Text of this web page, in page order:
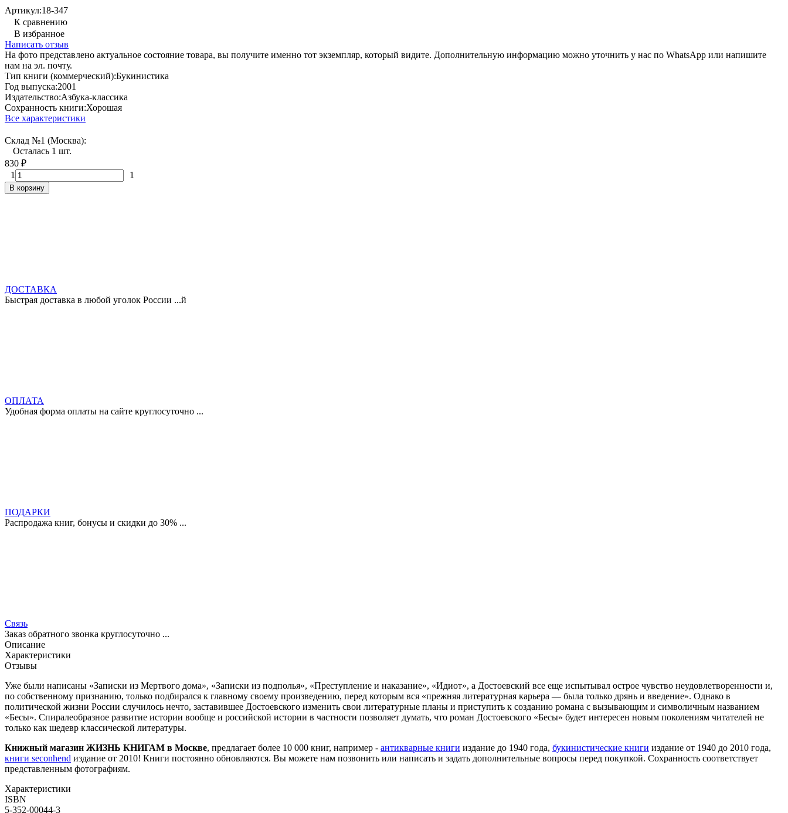
Артикул:18-347
К сравнению
В избранное
Написать отзыв
На фото представлено актуальное состояние товара, вы получите именно тот экземпляр, который видите. Дополнительную информацию можно уточнить у нас по WhatsApp или напишите
нам на эл. почту.
Тип книги (коммерческий):Букинистика
Год выпуска:2001
Издательство:Азбука-классика
Сохранность книги:Хорошая
Все характеристики
Склад №1 (Москва):
Осталась 1 шт.
830 ₽
1
1
В корзину
ДОСТАВКА
Быстрая доставка в любой уголок России ...й
ОПЛАТА
Удобная форма оплаты на сайте круглосуточно ...
ПОДАРКИ
Распродажа книг, бонусы и скидки до 30% ...
Связь
Заказ обратного звонка круглосуточно ...
Описание
Характеристики
Отзывы
Уже были написаны «Записки из Мертвого дома», «Записки из подполья», «Преступление и наказание», «Идиот», а Достоевский все еще испытывал острое чувство неудовлетворенности и,
по собственному признанию, только подбирался к главному своему произведению, перед которым вся «прежняя литературная карьера — была только дрянь и введение». Однако в
политической жизни России случилось нечто, заставившее Достоевского изменить свои литературные планы и приступить к созданию романа с вызывающим и символичным названием
«Бесы». Спиралеобразное развитие истории вообще и российской истории в частности позволяет думать, что роман Достоевского «Бесы» будет интересен новым поколениям читателей не
только как шедевр классичеcкой литературы.
Книжный магазин ЖИЗНЬ КНИГАМ в Москве, предлагает более 10 000 книг, например - антикварные книги издание до 1940 года, букинистические книги издание от 1940 до 2010 года,
книги seconhend издание от 2010! Книги постоянно обновляются. Вы можете нам позвонить или написать и задать дополнительные вопросы перед покупкой. Сохранность соответствует
представленным фотографиям.
Характеристики
ISBN
5-352-00044-3